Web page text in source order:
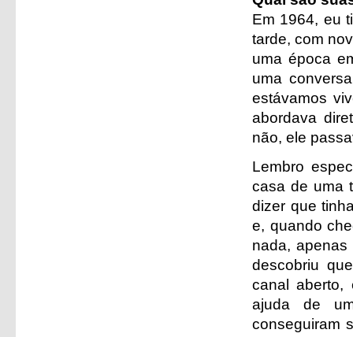
Em 1964, eu
tarde, com
uma época
uma
estávamos
abordava
não, ele
Lembro
casa de uma
dizer que
e, quando
nada, apenas
descobriu
canal aberto,
ajuda de
conseguiram